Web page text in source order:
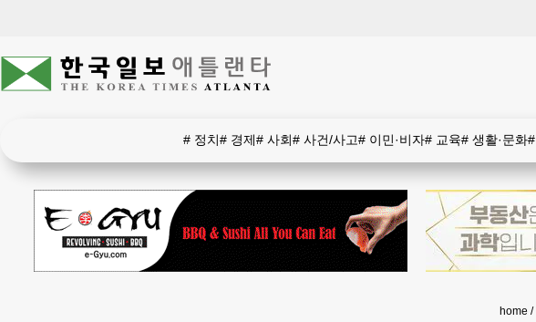
# 정치# 경제# 사회# 사건/사고# 이민·비자# 교육# 생활·문화#
home